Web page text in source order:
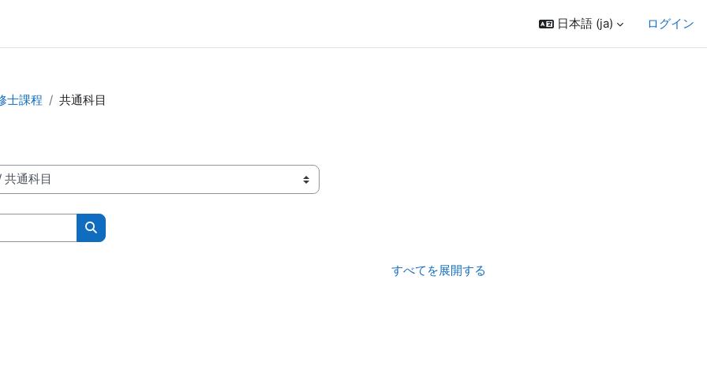
日本語 ‎(ja)‎ ログイン
士課程 共通科目
コースを検索する
すべてを展開する